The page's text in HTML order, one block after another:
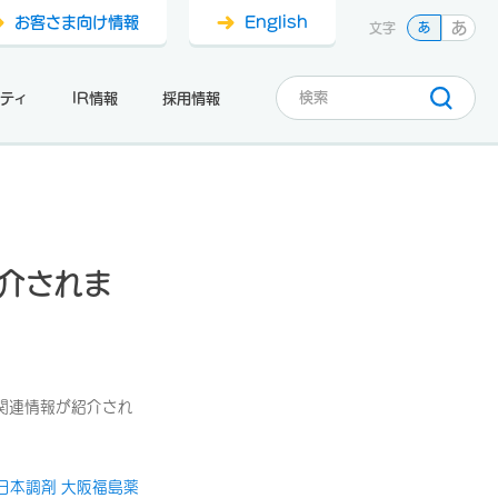
ィ IR情報 採用情報
お客さま向け情報 English 文字 あ あ
されま
情報が紹介され
本調剤 大阪福島薬